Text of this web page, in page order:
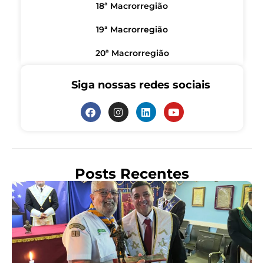
18ª Macrorregião
19ª Macrorregião
20ª Macrorregião
Siga nossas redes sociais
Posts Recentes